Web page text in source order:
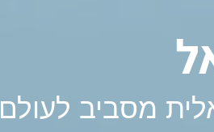
מסביב לעולם